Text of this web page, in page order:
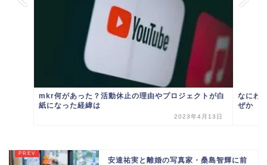
mkr何があった？活動休止の理由やプロジェクトが白
紙になった経緯は
2023年4月13日
なにわ
ぜか
安達祐実と離婚の写真家・桑島智輝に前